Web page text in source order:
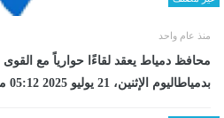
منذ عام واحد
محافظ دمياط يعقد لقاءًا حوارياً مع القوى
بدمياطاليوم الإثنين، 21 يوليو 2025 05:12 مـ